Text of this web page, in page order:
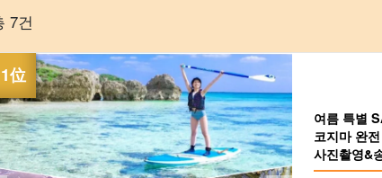
7건
여름 특별
코지마 완
사진촬영&